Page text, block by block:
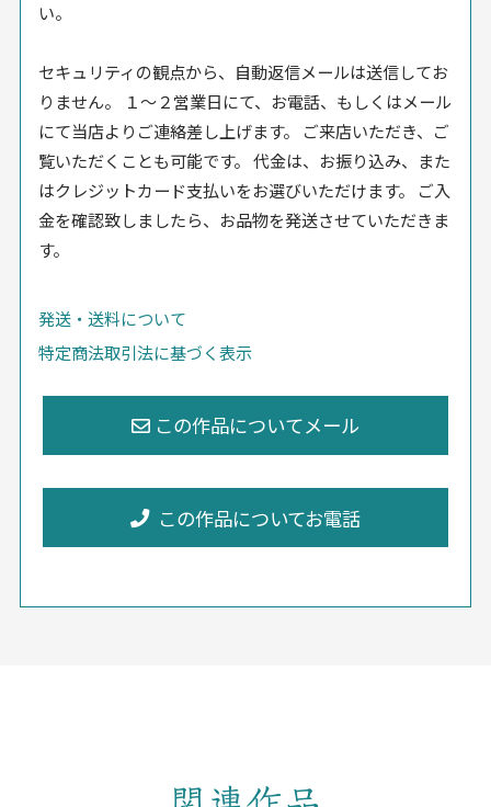
い。
セキュリティの観点から、自動返信メールは送信してお
りません。 １〜２営業日にて、お電話、もしくはメール
にて当店よりご連絡差し上げます。 ご来店いただき、ご
覧いただくことも可能です。 代金は、お振り込み、また
はクレジットカード支払いをお選びいただけます。 ご入
金を確認致しましたら、お品物を発送させていただきま
す。
発送・送料について
特定商法取引法に基づく表示
この作品についてお電話